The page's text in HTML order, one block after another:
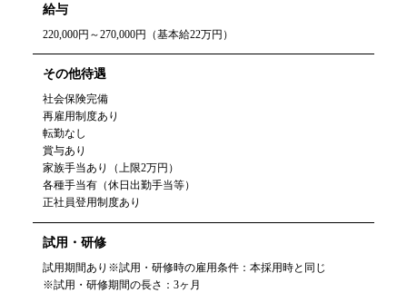
給与
220,000円～270,000円（基本給22万円）
その他待遇
社会保険完備
再雇用制度あり
転勤なし
賞与あり
家族手当あり（上限2万円）
各種手当有（休日出勤手当等）
正社員登用制度あり
試用・研修
試用期間あり※試用・研修時の雇用条件：本採用時と同じ
※試用・研修期間の長さ：3ヶ月